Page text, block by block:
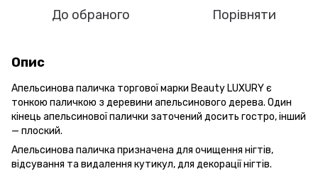
До обраного Порівняти
Опис
Апельсинова паличка торгової марки Beauty LUXURY є
тонкою паличкою з деревини апельсинового дерева. Один
кінець апельсинової палички заточений досить гостро, інший
— плоский.
Апельсинова паличка призначена для очищення нігтів,
відсування та видалення кутикул, для декорації нігтів.